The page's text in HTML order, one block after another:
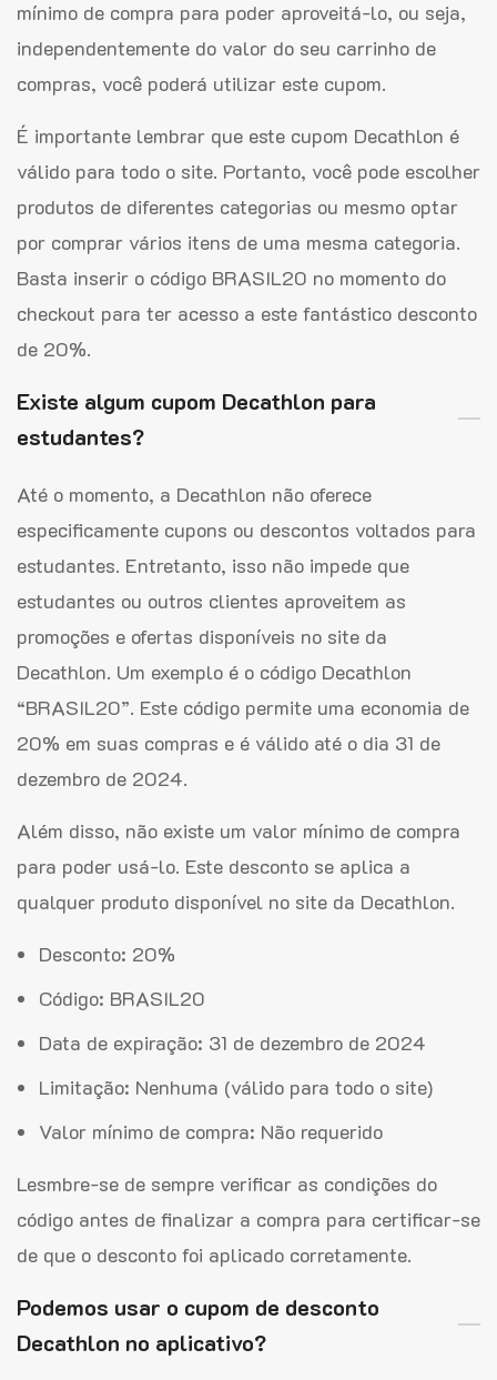
mínimo de compra para poder aproveitá-lo, ou seja,
independentemente do valor do seu carrinho de
compras, você poderá utilizar este cupom.
É importante lembrar que este cupom Decathlon é
válido para todo o site. Portanto, você pode escolher
produtos de diferentes categorias ou mesmo optar
por comprar vários itens de uma mesma categoria.
Basta inserir o código BRASIL20 no momento do
checkout para ter acesso a este fantástico desconto
de 20%.
Existe algum cupom Decathlon para
estudantes?
Até o momento, a Decathlon não oferece
especificamente cupons ou descontos voltados para
estudantes. Entretanto, isso não impede que
estudantes ou outros clientes aproveitem as
promoções e ofertas disponíveis no site da
Decathlon. Um exemplo é o código Decathlon
“BRASIL20”. Este código permite uma economia de
20% em suas compras e é válido até o dia 31 de
dezembro de 2024.
Além disso, não existe um valor mínimo de compra
para poder usá-lo. Este desconto se aplica a
qualquer produto disponível no site da Decathlon.
Desconto: 20%
Código: BRASIL20
Data de expiração: 31 de dezembro de 2024
Limitação: Nenhuma (válido para todo o site)
Valor mínimo de compra: Não requerido
Lesmbre-se de sempre verificar as condições do
código antes de finalizar a compra para certificar-se
de que o desconto foi aplicado corretamente.
Podemos usar o cupom de desconto
Decathlon no aplicativo?